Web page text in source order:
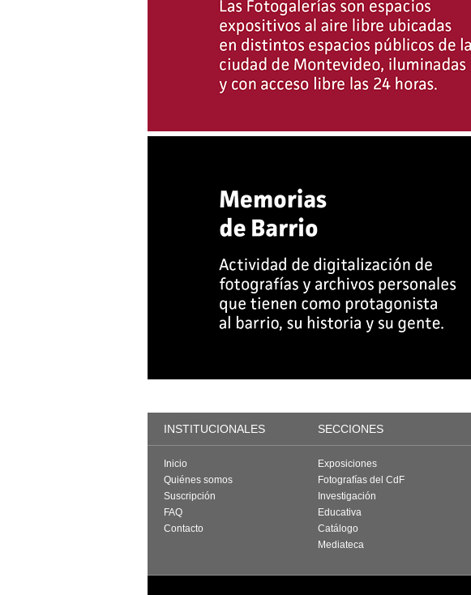
INSTITUCIONALES SECCIONES
Inicio
Quiénes somos
Suscripción
FAQ
Contacto
Exposiciones
Fotografías del CdF
Investigación
Educativa
Catálogo
Mediateca